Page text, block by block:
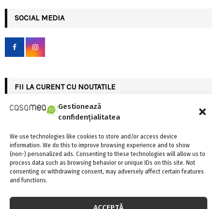
Gestionează
confidențialitatea
We use technologies like cookies to store and/or access device
information. We do this to improve browsing experience and to show
(non-) personalized ads. Consenting to these technologies will allow us to
process data such as browsing behavior or unique IDs on this site. Not
consenting or withdrawing consent, may adversely affect certain features
and functions.
h
f
r
SOCIAL MEDIA
FII LA CURENT CU NOUTATILE
Please enter an Access Token
CELE MAI CITITE